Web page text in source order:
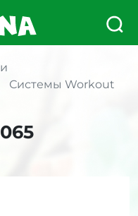
Системы Workout